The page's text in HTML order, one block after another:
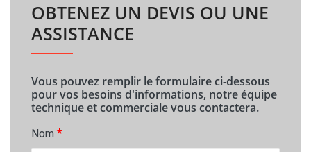
OBTENEZ UN DEVIS OU UNE
ASSISTANCE
Vous pouvez remplir le formulaire ci-dessous
pour vos besoins d'informations, notre équipe
technique et commerciale vous contactera.
Nom *